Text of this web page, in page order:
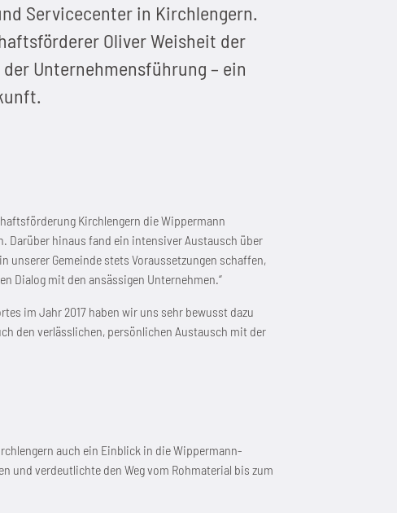
Servicecenter in Kirchlengern.
Oliver Weisheit der
Unternehmensführung – ein
Kirchlengern die Wippermann
Darüber hinaus fand ein intensiver Austausch über
unserer Gemeinde stets Voraussetzungen schaffen,
Dialog mit den ansässigen Unternehmen.“
im Jahr 2017 haben wir uns sehr bewusst dazu
den verlässlichen, persönlichen Austausch mit der
auch ein Einblick in die Wippermann-
und verdeutlichte den Weg vom Rohmaterial bis zum